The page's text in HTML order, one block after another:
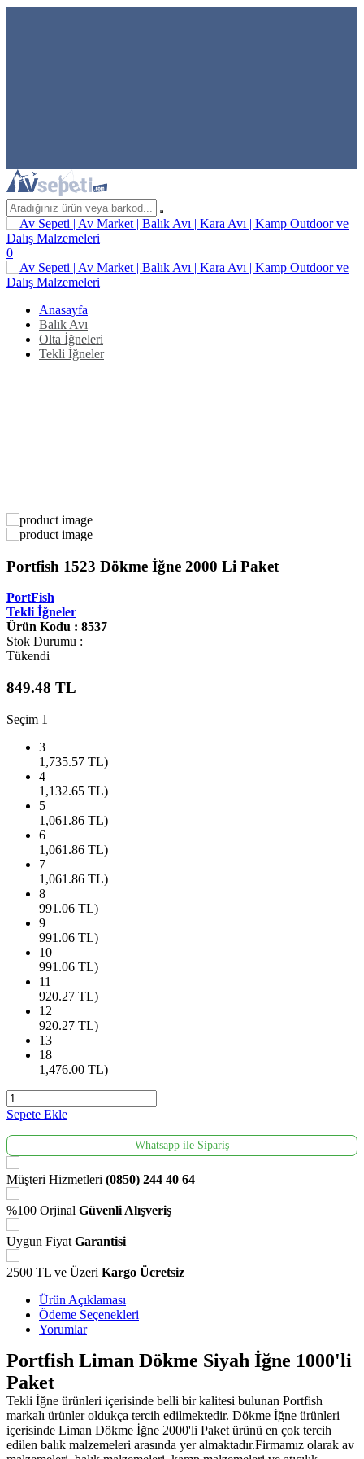
0
Anasayfa
Balık Avı
Olta İğneleri
Tekli İğneler
Portfish 1523 Dökme İğne 2000 Li Paket
PortFish
Tekli İğneler
Ürün Kodu : 8537
Stok Durumu :
Tükendi
849.48 TL
Seçim 1
3
1,735.57 TL)
4
1,132.65 TL)
5
1,061.86 TL)
6
1,061.86 TL)
7
1,061.86 TL)
8
991.06 TL)
9
991.06 TL)
10
991.06 TL)
11
920.27 TL)
12
920.27 TL)
13
18
1,476.00 TL)
Sepete Ekle
Whatsapp ile Sipariş
Müşteri Hizmetleri (0850) 244 40 64
%100 Orjinal Güvenli Alışveriş
Uygun Fiyat Garantisi
2500 TL ve Üzeri Kargo Ücretsiz
Ürün Açıklaması
Ödeme Seçenekleri
Yorumlar
Portfish Liman Dökme Siyah İğne 1000'li
Paket
Tekli İğne ürünleri içerisinde belli bir kalitesi bulunan Portfish
markalı ürünler oldukça tercih edilmektedir. Dökme İğne ürünleri
içerisinde Liman Dökme İğne 2000'li Paket ürünü en çok tercih
edilen balık malzemeleri arasında yer almaktadır.Firmamız olarak av